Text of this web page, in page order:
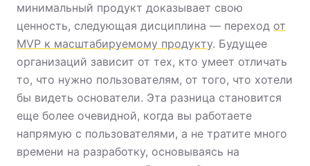
минимальный продукт доказывает свою
ценность, следующая дисциплина — переход от
MVP к масштабируемому продукту. Будущее
организаций зависит от тех, кто умеет отличать
то, что нужно пользователям, от того, что хотели
бы видеть основатели. Эта разница становится
еще более очевидной, когда вы работаете
напрямую с пользователями, а не тратите много
времени на разработку, основываясь на